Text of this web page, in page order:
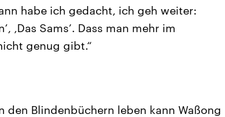
habe ich gedacht, ich geh weiter:
‚Das Sams’. Dass man mehr im
genug gibt.“
Blindenbüchern leben kann Waßong